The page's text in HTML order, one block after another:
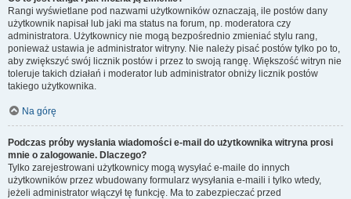
Rangi wyświetlane pod nazwami użytkowników oznaczają, ile postów dany
użytkownik napisał lub jaki ma status na forum, np. moderatora czy
administratora. Użytkownicy nie mogą bezpośrednio zmieniać stylu rang,
ponieważ ustawia je administrator witryny. Nie należy pisać postów tylko po to,
aby zwiększyć swój licznik postów i przez to swoją rangę. Większość witryn nie
toleruje takich działań i moderator lub administrator obniży licznik postów
takiego użytkownika.
Na górę
Podczas próby wysłania wiadomości e-mail do użytkownika witryna prosi
mnie o zalogowanie. Dlaczego?
Tylko zarejestrowani użytkownicy mogą wysyłać e-maile do innych
użytkowników przez wbudowany formularz wysyłania e-maili i tylko wtedy,
jeżeli administrator włączył tę funkcję. Ma to zabezpieczać przed